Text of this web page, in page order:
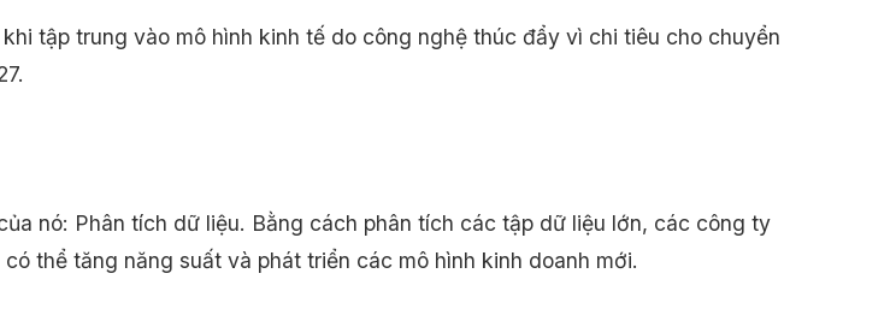
tập trung vào mô hình kinh tế do công nghệ thúc đẩy vì chi tiêu cho chuyển
nó: Phân tích dữ liệu. Bằng cách phân tích các tập dữ liệu lớn, các công ty
thể tăng năng suất và phát triển các mô hình kinh doanh mới.